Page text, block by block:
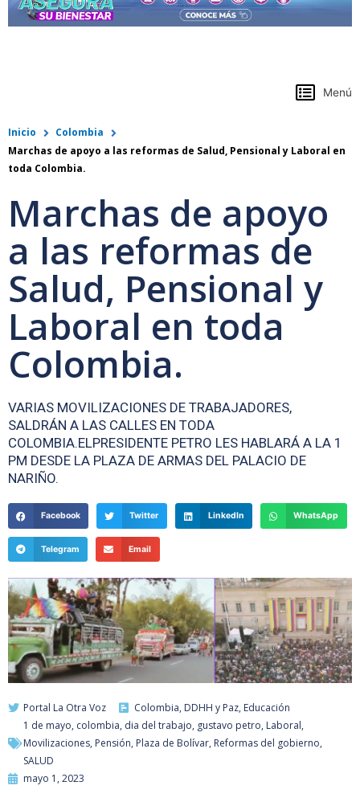
Menú
Inicio
Colombia
Marchas de apoyo a las reformas de Salud, Pensional y Laboral en
toda Colombia.
Marchas de apoyo
a las reformas de
Salud, Pensional y
Laboral en toda
Colombia.
VARIAS MOVILIZACIONES DE TRABAJADORES,
SALDRÁN A LAS CALLES EN TODA
COLOMBIA.ELPRESIDENTE PETRO LES HABLARÁ A LA 1
PM DESDE LA PLAZA DE ARMAS DEL PALACIO DE
NARIÑO.
Facebook Twitter LinkedIn WhatsApp
Telegram Email
Portal La Otra Voz Colombia, DDHH y Paz, Educación
1 de mayo, colombia, dia del trabajo, gustavo petro, Laboral,
Movilizaciones, Pensión, Plaza de Bolívar, Reformas del gobierno,
SALUD
mayo 1, 2023